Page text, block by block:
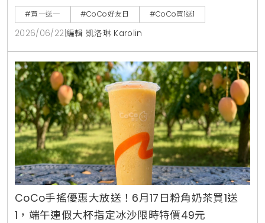
點餐平台享有第二杯0元優惠，每人限領2張。
#買一送一 #CoCo好友日 #CoCo買1送1
2026/06/22 編輯 凱洛琳 Karolin
CoCo手搖優惠大放送！6月17日粉角奶茶買1送
1，端午連假大杯指定冰沙限時特價49元